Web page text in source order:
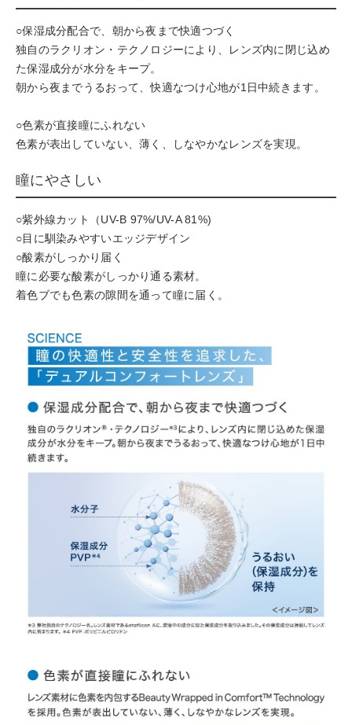
○保湿成分配合で、朝から夜まで快適つづく
独自のラクリオン・テクノロジーにより、レンズ内に閉じ込め
た保湿成分が水分をキープ。
朝から夜までうるおって、快適なつけ心地が1日中続きます。
○色素が直接瞳にふれない
色素が表出していない、薄く、しなやかなレンズを実現。
瞳にやさしい
○紫外線カット（UV-B 97%/UV-A 81%)
○目に馴染みやすいエッジデザイン
○酸素がしっかり届く
瞳に必要な酸素がしっかり通る素材。
着色ブでも色素の隙間を通って瞳に届く。